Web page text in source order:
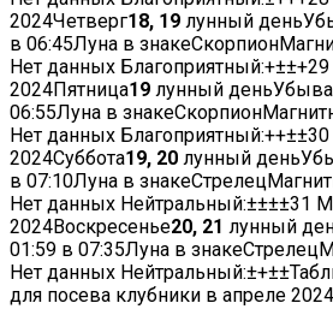
2024Четверг18, 19 лунный
в 06:45Луна в
Нет данных Благоприятный:+±±+
2024Пятница19 лунный
06:55Луна в
Нет данных Благоприятный:++±±
2024Суббота19, 20 лунный
в 07:10Луна в
Нет данных Нейтральный:±±±±31
2024Воскресенье20, 21 лунный
01:59 в 07:35Луна в
Нет данных Нейтральный:±+±±
для посева клубники в апреле